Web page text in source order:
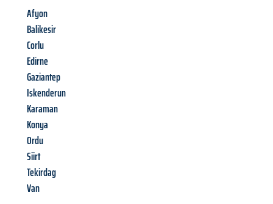
Afyon
Balikesir
Corlu
Edirne
Gaziantep
Iskenderun
Karaman
Konya
Ordu
Siirt
Tekirdag
Van